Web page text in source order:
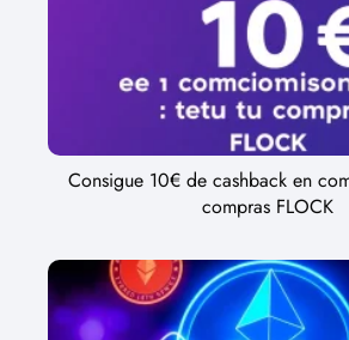
Consigue 10€ de cashback en
compras FLOCK